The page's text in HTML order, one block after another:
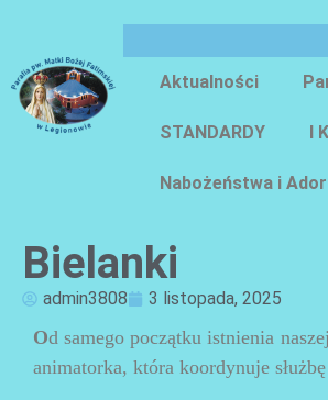
Aktualności
STANDARDY I
Nabożeństwa i
Bielanki
admin3808 3 listopada, 2025
Od samego początku istnienia
animatorka, która koordynuje